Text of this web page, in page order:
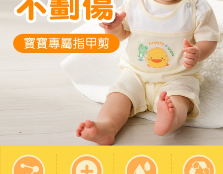
任。
４．使用「AFTEE先享後付」時，將依據個別帳號之用戶狀況，依本公司即
時審查核予不同之上限額度；若仍有額度不足之情形，本公司將視審查結果
請求用戶進行身份認證。
５．嚴禁一人註冊多個帳號或使用他人資訊註冊。若發現惡意使用之情形，
恩沛科技股份有限公司將有權停止該用戶之使用額度並採取法律行動。